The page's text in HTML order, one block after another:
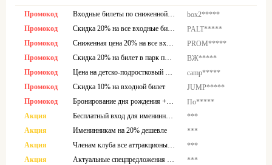
Промокод
box2*****
Промокод
PALT*****
Промокод
PROM*****
Промокод
ВЖ*****
Промокод
camp*****
Промокод
Скидка 10% на входной билет
JUMP*****
Промокод
По*****
Акция
***
Акция
Именинникам на 20% дешевле
***
Акция
***
Акция
***